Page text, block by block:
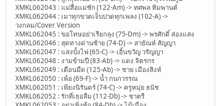
XMKL062043 : แม่สื่อแม่ชัก (122-Am) -> ทศพล หิมพานต์
XMKL062044 : เมาทุกขวดเจ็บปวดทุกเพลง (102-A) ->
วงกลม/Cover Version
XMKL062045 : ขอโทษอย่าเรียกลุง (75-Dm) -> พรศักดิ์ ส่องแสง
XMKL062046 : สุดทางด่านซ้าย (74-D) -> สายัณห์ สัญญา
XMKL062047 : แสงบั้งไฟ (65-C) -> เอิ้นขวัญ วรัญญา
XMKL062048 : งามข้ามปี (83-Ab) -> แดง จิตรกร
XMKL062049 : เดือนมืด (125-Ab) -> ชาย เมืองสิงห์
XMKL062050 : เพ้อ (69-F) -> น้ำ กนกวรรณ
XMKL062051 : เพียงนิรันดร์ (74-C) -> ครูหมุ่ย ธนัช
XMKL062052 : รักที่เธอลืม (112-Db) -> ชาตรี